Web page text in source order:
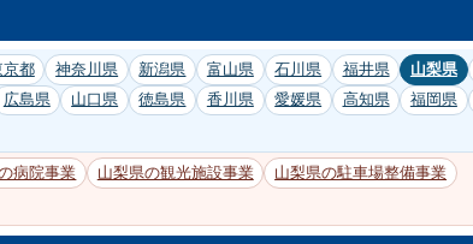
京都 神奈川県 新潟県 富山県 石川県 福井県 山梨県
広島県 山口県 徳島県 香川県 愛媛県 高知県 福岡県
病院事業 山梨県の観光施設事業
山梨県の駐車場整備事業